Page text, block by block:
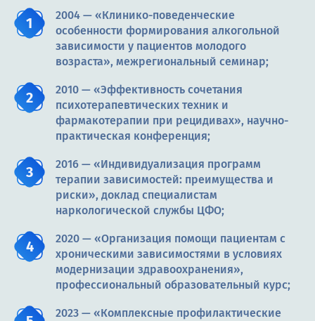
2004 — «Клинико-поведенческие
особенности формирования алкогольной
зависимости у пациентов молодого
возраста», межрегиональный семинар;
2010 — «Эффективность сочетания
психотерапевтических техник и
фармакотерапии при рецидивах», научно-
практическая конференция;
2016 — «Индивидуализация программ
терапии зависимостей: преимущества и
риски», доклад специалистам
наркологической службы ЦФО;
2020 — «Организация помощи пациентам с
хроническими зависимостями в условиях
модернизации здравоохранения»,
профессиональный образовательный курс;
2023 — «Комплексные профилактические